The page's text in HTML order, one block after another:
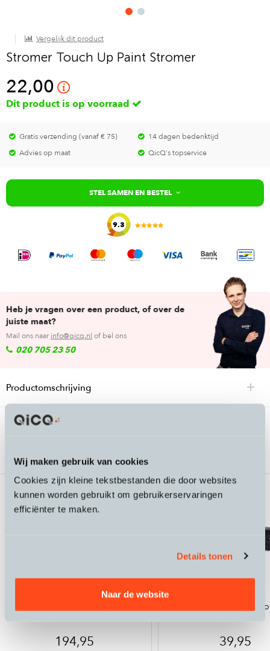
Wij maken gebruik van cookies
Cookies zijn kleine tekstbestanden die door websites
kunnen worden gebruikt om gebruikerservaringen
efficiënter te maken.
Details tonen
Naar de website
Vergelijk dit product
Stromer Touch Up Paint Stromer
22,00
Dit product is op voorraad
Gratis verzending (vanaf € 75)
14 dagen bedenktijd
Advies op maat
QicQ's topservice
STEL SAMEN EN BESTEL
9.3
Heb je vragen over een product, of over de
juiste maat?
Mail ons naar info@qicq.nl of bel ons
020 705 23 50
Productomschrijving
194,95
Shockstop Utility
39,95